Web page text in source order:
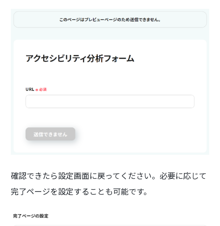
確認できたら設定画面に戻ってください。必要に応じて
完了ページを設定することも可能です。